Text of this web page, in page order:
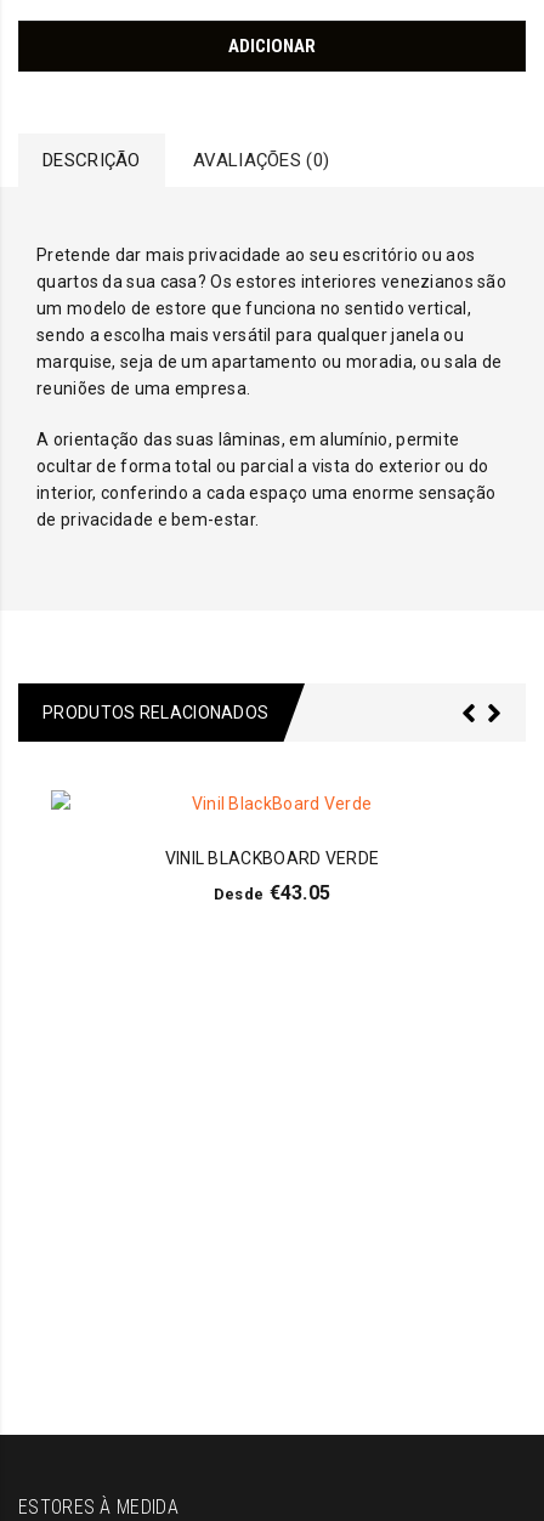
ADICIONAR
DESCRIÇÃO AVALIAÇÕES (0)
Pretende dar mais privacidade ao seu escritório ou aos
quartos da sua casa? Os estores interiores venezianos são
um modelo de estore que funciona no sentido vertical,
sendo a escolha mais versátil para qualquer janela ou
marquise, seja de um apartamento ou moradia, ou sala de
reuniões de uma empresa.
A orientação das suas lâminas, em alumínio, permite
ocultar de forma total ou parcial a vista do exterior ou do
interior, conferindo a cada espaço uma enorme sensação
de privacidade e bem-estar.
PRODUTOS RELACIONADOS
VINIL BLACKBOARD VERDE
Desde €43.05
ESTORES À MEDIDA